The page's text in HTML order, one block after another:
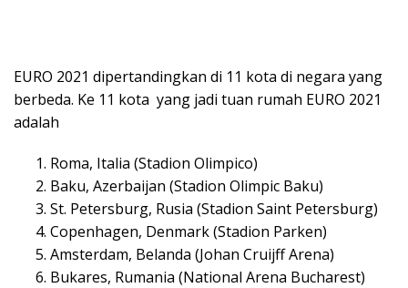
EURO 2021 dipertandingkan di 11 kota di negara yang
berbeda. Ke 11 kota yang jadi tuan rumah EURO 2021
adalah
Roma, Italia (Stadion Olimpico)
Baku, Azerbaijan (Stadion Olimpic Baku)
St. Petersburg, Rusia (Stadion Saint Petersburg)
Copenhagen, Denmark (Stadion Parken)
Amsterdam, Belanda (Johan Cruijff Arena)
Bukares, Rumania (National Arena Bucharest)